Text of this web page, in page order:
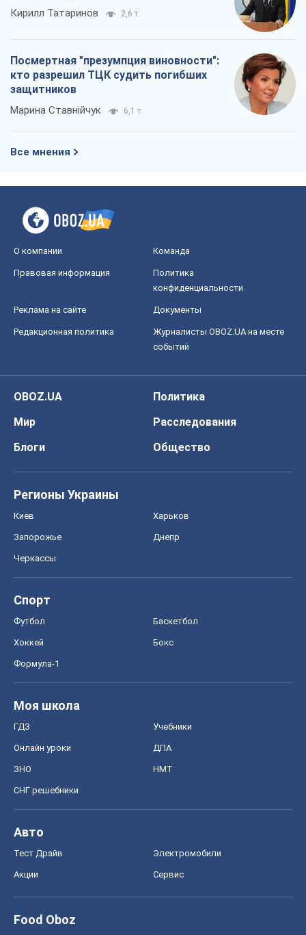
Кирилл Татаринов 2,6 т.
Посмертная "презумпция виновности":
кто разрешил ТЦК судить погибших
защитников
Марина Ставнійчук 6,1 т.
Все мнения
О компании Команда
Правовая информация
Политика
конфиденциальности
Реклама на сайте Документы
Редакционная политика
Журналисты OBOZ.UA на месте
событий
OBOZ.UA
Политика
Мир
Расследования
Блоги
Общество
Регионы Украины
Киев Харьков
Запорожье Днепр
Черкассы
Спорт
Футбол Баскетбол
Хоккей Бокс
Формула-1
Моя школа
ГДЗ Учебники
Онлайн уроки ДПА
ЗНО НМТ
СНГ решебники
Авто
Тест Драйв Электромобили
Акции Сервис
Food Oboz